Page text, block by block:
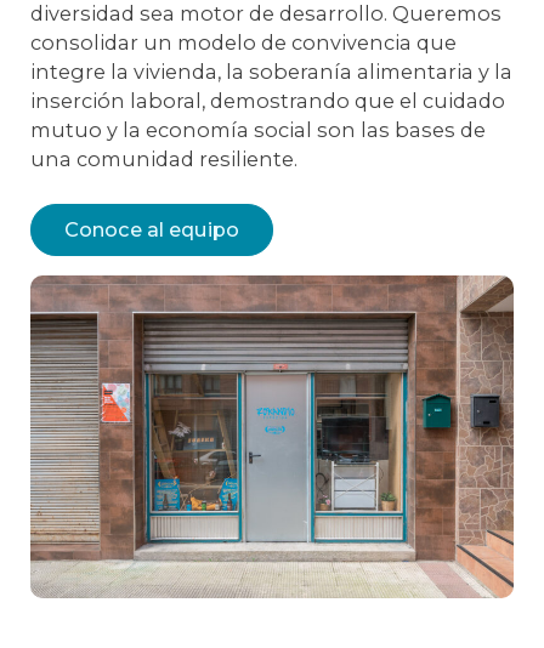
diversidad sea motor de desarrollo. Queremos
consolidar un modelo de convivencia que
integre la vivienda, la soberanía alimentaria y la
inserción laboral, demostrando que el cuidado
mutuo y la economía social son las bases de
una comunidad resiliente.
Conoce al equipo